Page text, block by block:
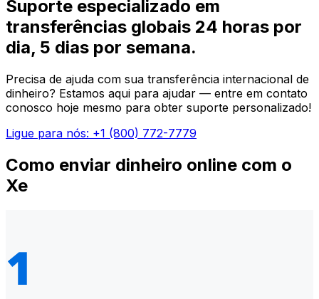
Suporte especializado em
transferências globais 24 horas por
dia, 5 dias por semana.
Precisa de ajuda com sua transferência internacional de
dinheiro? Estamos aqui para ajudar — entre em contato
conosco hoje mesmo para obter suporte personalizado!
Ligue para nós: +1 (800) 772-7779
Como enviar dinheiro online com o
Xe